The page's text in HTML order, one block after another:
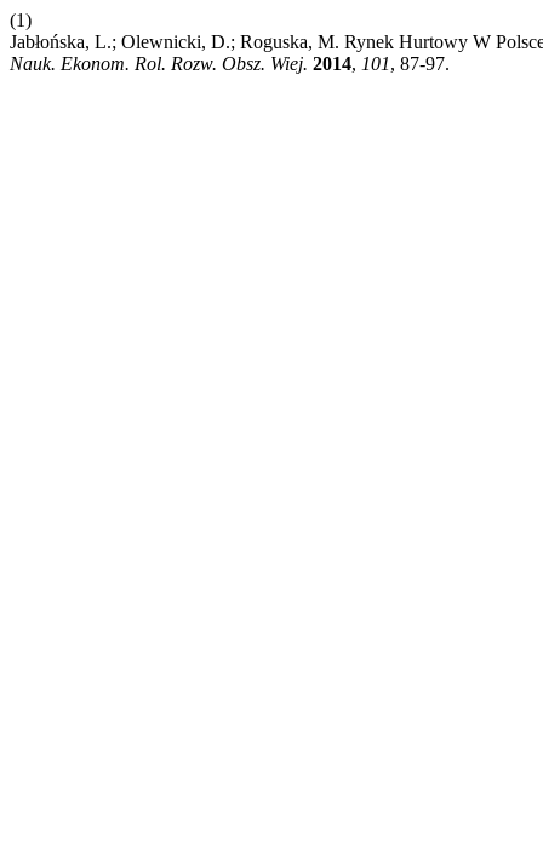
(1)
Jabłońska, L.; Olewnicki, D.; Roguska, M. Rynek Hurtowy W
Nauk. Ekonom. Rol. Rozw. Obsz. Wiej. 2014, 101, 87-97.